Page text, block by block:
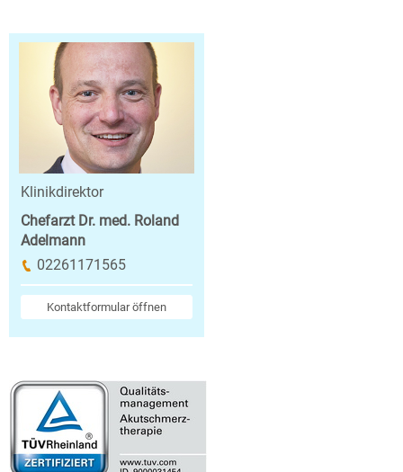
Klinikdirektor
Chefarzt Dr. med. Roland
Adelmann
02261171565
Kontaktformular öffnen